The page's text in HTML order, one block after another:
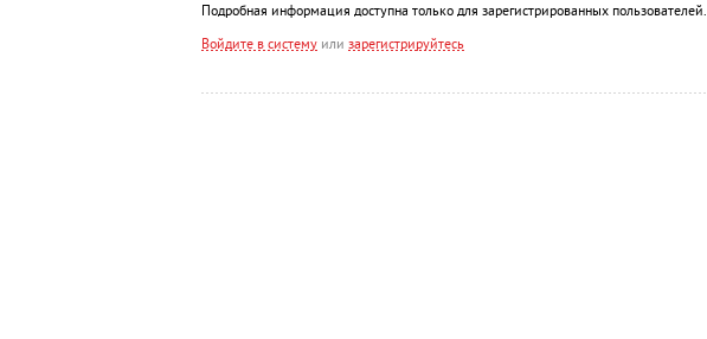
Подробная информация доступна только для зарегистрированных пользователей.
Войдите в системуили зарегистрируйтесь